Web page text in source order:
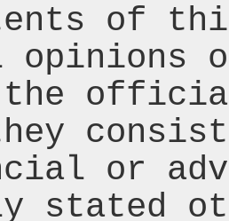
of
opinions
or
stated